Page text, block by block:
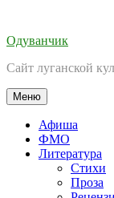
содержимому
Одуванчик
Сайт луганской
Меню
Афиша
ФМО
Литература
Стихи
Проза